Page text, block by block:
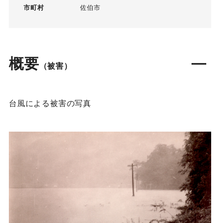
市町村 佐伯市
概要 （被害）
台風による被害の写真